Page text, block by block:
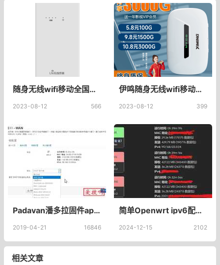
随身无线wifi移动全国通用4g高速流量上网卡笔记本电脑路由器三网通智能免插卡网络热点便携式无限上网宝宽带_蒙旭数码旗舰店
2023-08-12 566
伊鸣随身无线wifi移动wilf便携式热点wi-fi网络免插卡上网宝带数据线三网通车载宽带流量卡托智能路由器wilf_伊鸣旗舰店
2023-08-12 399
Padavan潘多拉固件ap模式openwrt固件应该如何设置有线AP模式
2019-04-21 16846
简单Openwrt ipv6配置，Openwrt WAN6中继模式获取原生ipv6地址，无需PD
2024-12-15 2102
相关文章